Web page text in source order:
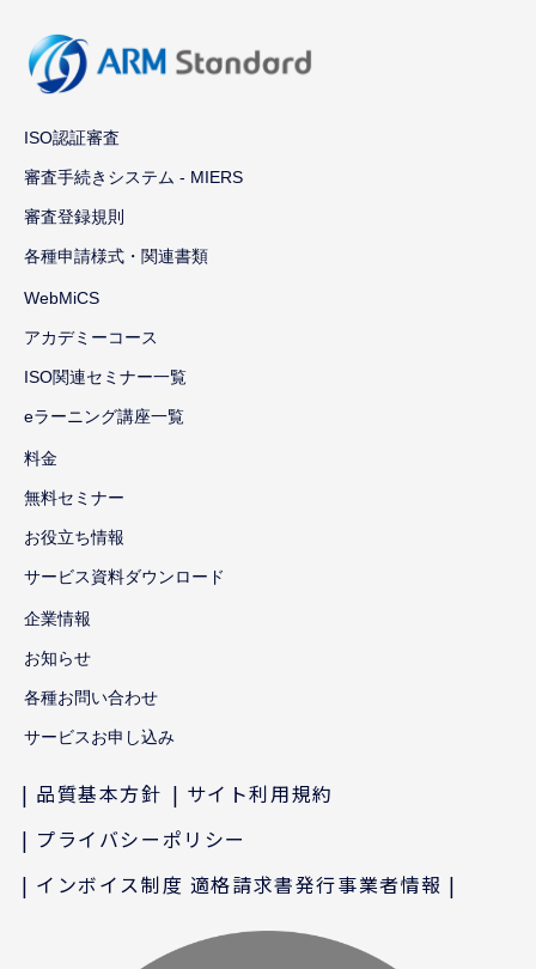
ISO認証審査
審査手続きシステム - MIERS
審査登録規則
各種申請様式・関連書類
WebMiCS
アカデミーコース
ISO関連セミナー一覧
eラーニング講座一覧
料金
無料セミナー
お役立ち情報
サービス資料ダウンロード
企業情報
お知らせ
各種お問い合わせ
サービスお申し込み
品質基本方針
サイト利用規約
プライバシーポリシー
インボイス制度 適格請求書発行事業者情報